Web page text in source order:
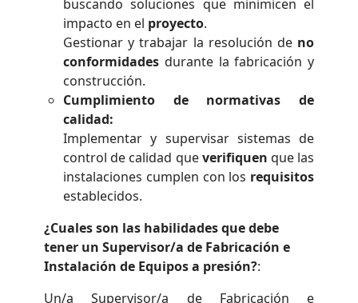
buscando soluciones que minimicen el
impacto en el proyecto.
Gestionar y trabajar la resolución de no
conformidades durante la fabricación y
construcción.
Cumplimiento de normativas de
calidad:
Implementar y supervisar sistemas de
control de calidad queverifiquen que las
instalaciones cumplen con los requisitos
establecidos.
¿Cuales son las habilidades que debe
tener un Supervisor/a de Fabricación e
Instalación de Equipos a presión?:
Un/a Supervisor/a de Fabricación e